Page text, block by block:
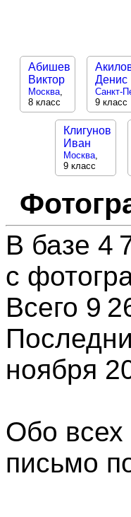
Абишев
Виктор
Москва,
8 класс
Денис
Санкт-
9 класс
Клигунов
Иван
Москва,
9 класс
В базе 4
с
Всего 9
ноября
Обо всех
письмо